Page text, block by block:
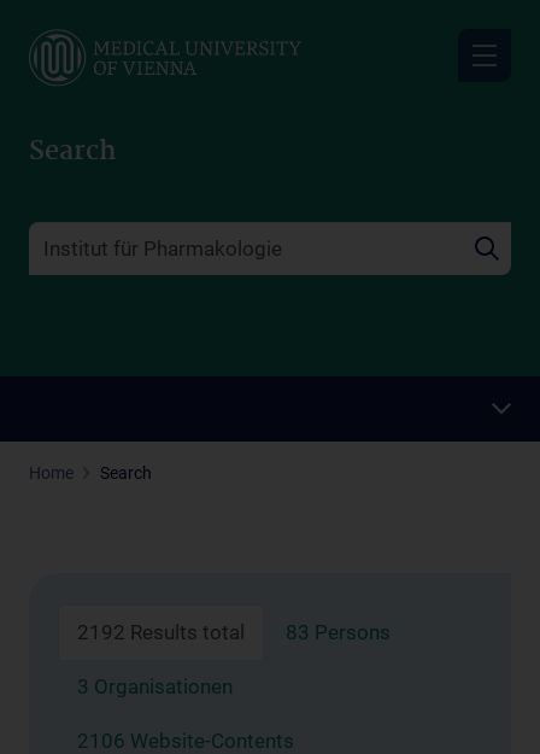
main
Search
Home Search
2192 Results total 83 Persons
3 Organisationen
2106 Website-Contents